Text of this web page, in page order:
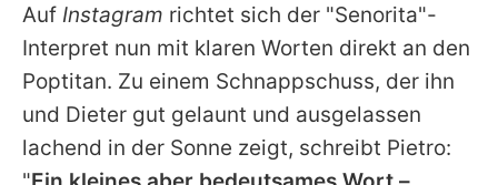
Auf Instagram richtet sich der "Senorita"-
Interpret nun mit klaren Worten direkt an den
Poptitan. Zu einem Schnappschuss, der ihn
und Dieter gut gelaunt und ausgelassen
lachend in der Sonne zeigt, schreibt Pietro: